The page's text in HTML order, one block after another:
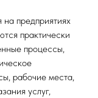
предприятиях
практически
процессы,
рабочие места,
услуг,